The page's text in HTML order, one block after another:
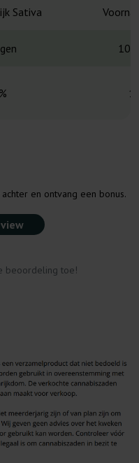
Sativa
10-
en ontvang een bonus.
beoordeling toe!